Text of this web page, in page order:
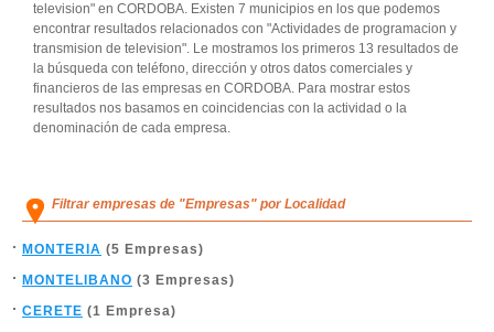
television" en CORDOBA. Existen 7 municipios en los que podemos
encontrar resultados relacionados con "Actividades de programacion y
transmision de television". Le mostramos los primeros 13 resultados de
la búsqueda con teléfono, dirección y otros datos comerciales y
financieros de las empresas en CORDOBA. Para mostrar estos
resultados nos basamos en coincidencias con la actividad o la
denominación de cada empresa.
Filtrar empresas de "Empresas" por Localidad
MONTERIA (5 Empresas)
MONTELIBANO (3 Empresas)
CERETE (1 Empresa)